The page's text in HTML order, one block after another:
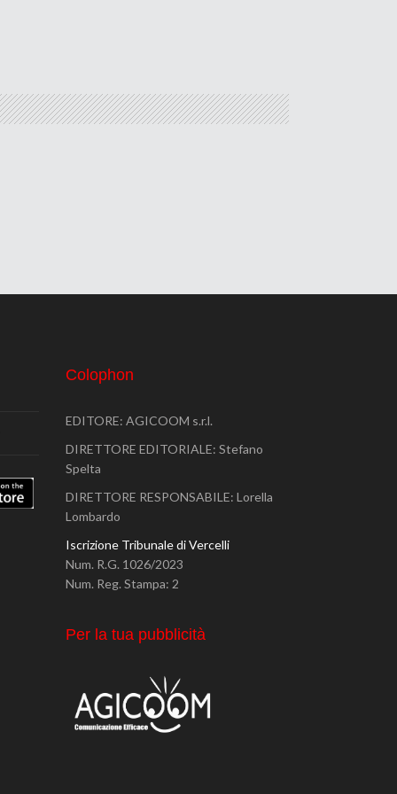
Colophon
EDITORE: AGICOOM s.r.l.
DIRETTORE EDITORIALE: Stefano
Spelta
DIRETTORE RESPONSABILE: Lorella
Lombardo
Iscrizione Tribunale di Vercelli
Num. R.G. 1026/2023
Num. Reg. Stampa: 2
Per la tua pubblicità